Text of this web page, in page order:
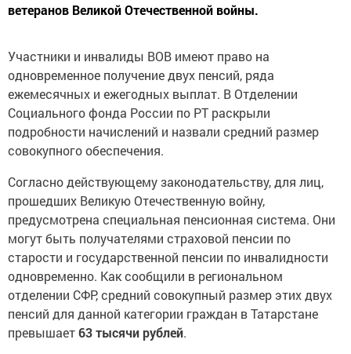
ветеранов Великой Отечественной войны.
Участники и инвалиды ВОВ имеют право на
одновременное получение двух пенсий, ряда
ежемесячных и ежегодных выплат. В Отделении
Социального фонда России по РТ раскрыли
подробности начислений и назвали средний размер
совокупного обеспечения.
Согласно действующему законодательству, для лиц,
прошедших Великую Отечественную войну,
предусмотрена специальная пенсионная система. Они
могут быть получателями страховой пенсии по
старости и государственной пенсии по инвалидности
одновременно. Как сообщили в региональном
отделении СФР, средний совокупный размер этих двух
пенсий для данной категории граждан в Татарстане
превышает63 тысячи рублей.